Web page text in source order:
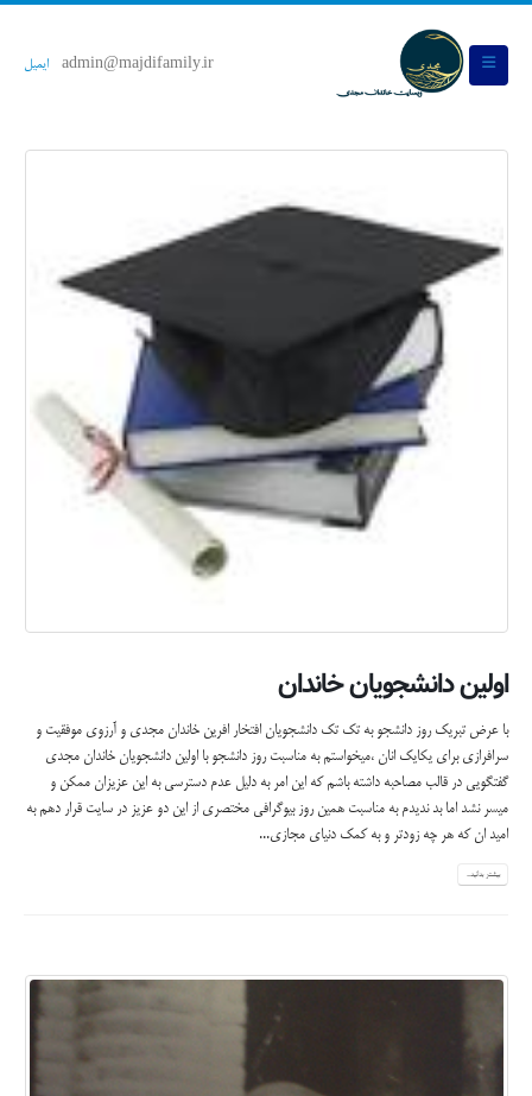
admin@majdifamily.ir ایمیل
اولین دانشجویان خاندان
با عرض تبریک روز دانشجو به تک تک دانشجویان افتخار افرین خاندان مجدی و آرزوی موفقیت و
سرافرازی برای یکایک انان ،میخواستم به مناسبت روز دانشجو با اولین دانشجویان خاندان مجدی
گفتگویی در قالب مصاحبه داشته باشم که این امر به دلیل عدم دسترسی به این عزیزان ممکن و
میسر نشد اما بد ندیدم به مناسبت همین روز بیوگرافی مختصری از این دو عزیز در سایت قرار دهم به
امید ان که هر چه زودتر و به کمک دنیای مجازی...
بیشتر بدانید...